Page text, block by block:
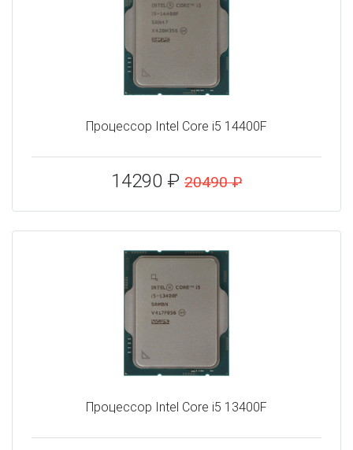
Процессор Intel Core i5 14400F
14290 ₽ 20490 ₽
Процессор Intel Core i5 13400F